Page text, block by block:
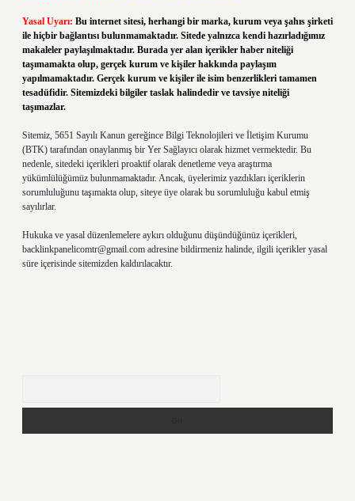
Yasal Uyarı: Bu internet sitesi, herhangi bir marka, kurum veya şahıs şirketi
ile hiçbir bağlantısı bulunmamaktadır. Sitede yalnızca kendi hazırladığımız
makaleler paylaşılmaktadır. Burada yer alan içerikler haber niteliği
taşımamakta olup, gerçek kurum ve kişiler hakkında paylaşım
yapılmamaktadır. Gerçek kurum ve kişiler ile isim benzerlikleri tamamen
tesadüfidir. Sitemizdeki bilgiler taslak halindedir ve tavsiye niteliği
taşımazlar.
Sitemiz, 5651 Sayılı Kanun gereğince Bilgi Teknolojileri ve İletişim Kurumu
(BTK) tarafından onaylanmış bir Yer Sağlayıcı olarak hizmet vermektedir. Bu
nedenle, sitedeki içerikleri proaktif olarak denetleme veya araştırma
yükümlülüğümüz bulunmamaktadır. Ancak, üyelerimiz yazdıkları içeriklerin
sorumluluğunu taşımakta olup, siteye üye olarak bu sorumluluğu kabul etmiş
sayılırlar.
Hukuka ve yasal düzenlemelere aykırı olduğunu düşündüğünüz içerikleri,
backlinkpanelicomtr@gmail.com adresine bildirmeniz halinde, ilgili içerikler yasal
süre içerisinde sitemizden kaldırılacaktır.